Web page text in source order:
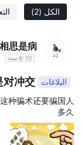
نقص الرقابة التنظيمية:
عدم وجود معايير
الاحتمالات
إلى تدخل تنظيمي.
عدم إمكانية الوصول
والوصول إلى
وأحكامها. يزيد هذا
المنصة وجدواها.
الكل (2)
相思是病
6-10 سنة
البلاغات
对冲交
要骗国人多久
种骗术还要骗国人
多久